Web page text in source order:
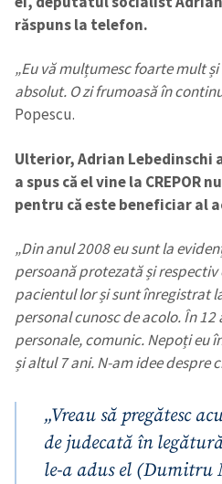
răspuns la telefon.
„Eu vă mulțumesc foarte mult
absolut. O zi frumoasă în
Popescu.
Ulterior, Adrian Lebedinschi
a spus că el vine la CREPOR
pentru că este beneficiar al
„Din anul 2008 eu sunt la
persoană protezată și respectiv
pacientul lor și sunt înregistrat
personal cunosc de acolo. În
personale, comunic. Nepoți eu
și altul 7 ani. N-am idee despre
„Vreau să pregătesc
de judecată în
le-a adus el (Dumitru